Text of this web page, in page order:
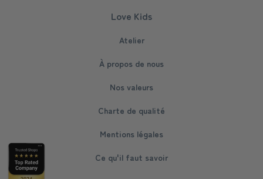
Love Kids
Atelier
À propos de nous
Nos valeurs
Charte de qualité
Mentions légales
Ce qu'il faut savoir